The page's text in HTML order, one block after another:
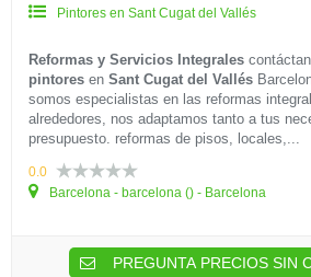
Pintores en Sant Cugat del Vallés
Reformas y Servicios Integrales
pintores en Sant Cugat del Vallés
somos especialistas en las reformas
alrededores, nos adaptamos tanto a tus
presupuesto. reformas de pisos, locales,...
0.0
Barcelona - barcelona () - Barcelona
PREGUNTA PRECIOS SIN